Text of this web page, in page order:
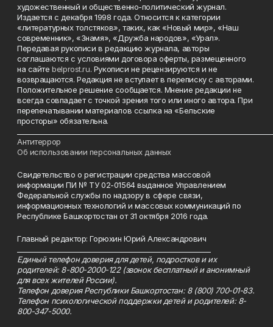
художественный и общественно-политический журнал.
Издается с декабря 1998 года. Относится к категории
«литературных толстяков», таких, как «Новый мир», «Наш
современник», «Знамя», «Дружба народов», «Урал».
Передавая рукописи в редакцию журнала, авторы
соглашаются с условиями договора оферты, размещенного
на сайтеbelprost.ru. Рукописи не рецензируются и не
возвращаются. Редакция не вступает в переписку с авторами.
Положительное решение сообщается. Мнение редакции не
всегда совпадает с точкой зрения того или иного автора. При
перепечатывании материалов ссылка на «Бельские
просторы» обязательна.
Антитеррор
Об использовании персональных данных
Свидетельство о регистрации средства массовой
информации ПИ № ТУ 02-01564 выданное Управлением
Федеральной службы по надзору в сфере связи,
информационных технологий и массовых коммуникаций по
Республике Башкортостан от 31 октября 2016 года.
Главный редактор: Горюхин Юрий Александрович
Единый телефон доверия для детей, подростков и их
родителей: 8-800-2000-122 (звонок бесплатный и анонимный
для всех жителей России).
Телефон доверия Республики Башкортостан: 8 (800) 700-01-83.
Телефон психологической поддержки детей и родителей: 8-
800-347-5000.